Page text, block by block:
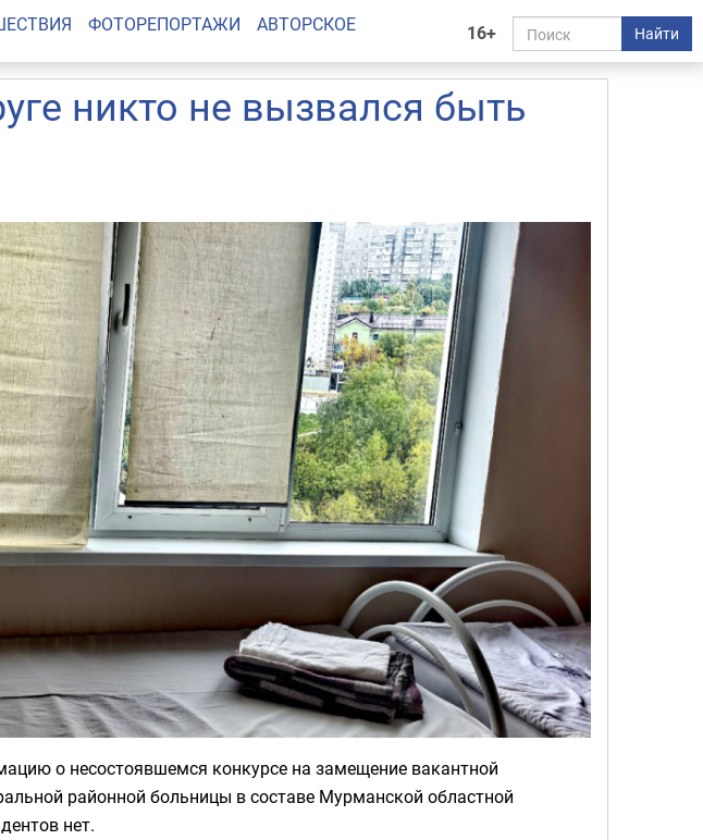
16+ Найти
ФОТОРЕПОРТАЖИ АВТОРСКОЕ
никто не вызвался быть
о несостоявшемся конкурсе на замещение вакантной
районной больницы в составе Мурманской областной
нет.